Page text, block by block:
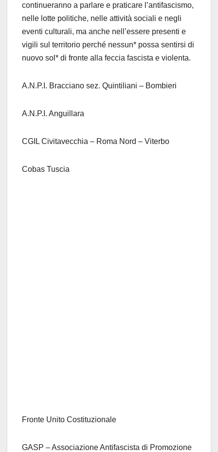
continueranno a parlare e praticare l’antifascismo,
nelle lotte politiche, nelle attività sociali e negli
eventi culturali, ma anche nell’essere presenti e
vigili sul territorio perché nessun* possa sentirsi di
nuovo sol* di fronte alla feccia fascista e violenta.
A.N.P.I. Bracciano sez. Quintiliani – Bombieri
A.N.P.I. Anguillara
CGIL Civitavecchia – Roma Nord – Viterbo
Cobas Tuscia
Fronte Unito Costituzionale
GASP – Associazione Antifascista di Promozione